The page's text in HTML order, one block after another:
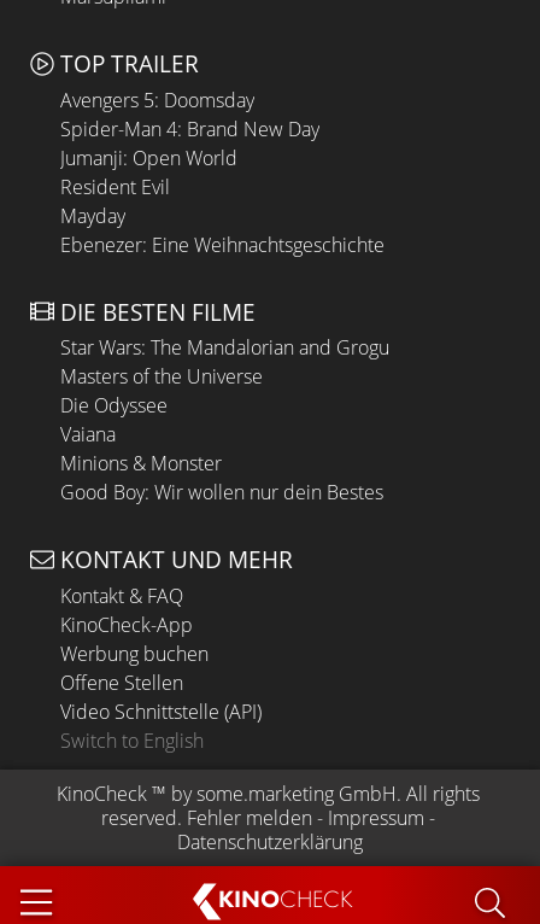
KINOCHECK
TOP TRAILER
Avengers 5: Doomsday
Spider-Man 4: Brand New Day
Jumanji: Open World
Resident Evil
Mayday
Ebenezer: Eine Weihnachtsgeschichte
DIE BESTEN FILME
Star Wars: The Mandalorian and Grogu
Masters of the Universe
Die Odyssee
Vaiana
Minions & Monster
Good Boy: Wir wollen nur dein Bestes
KONTAKT UND MEHR
Kontakt & FAQ
KinoCheck-App
Werbung buchen
Offene Stellen
Video Schnittstelle (API)
Switch to English
KinoCheck ™ by some.marketing GmbH. All rights
reserved. Fehler melden - Impressum -
Datenschutzerklärung